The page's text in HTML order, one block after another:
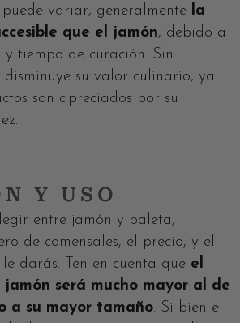
variar, generalmente la
que el jamón, debido a
y tiempo de curación. Sin
disminuye su valor culinario, ya
son apreciados por su
Y USO
entre jamón y paleta,
de comensales, el precio, y el
darás. Ten en cuenta que el
será mucho mayor al de
a su mayor tamaño. Si bien el